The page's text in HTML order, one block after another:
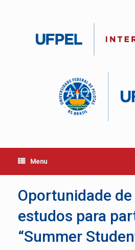
Menu
Oportunidade
estudos para
“Summer